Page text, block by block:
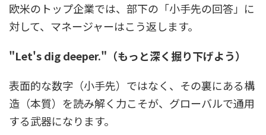
欧米のトップ企業では、部下の「小手先の回答」に
対して、マネージャーはこう返します。
"Let's dig deeper."（もっと深く掘り下げよう）
表面的な数字（小手先）ではなく、その裏にある構
造（本質）を読み解く力こそが、グローバルで通用
する武器になります。